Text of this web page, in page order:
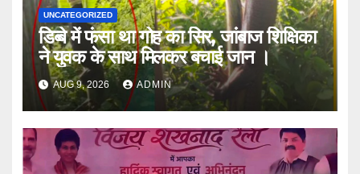
UNCATEGORIZED
डिब्बे में फंसा था गोह का सिर, जांबाज शिक्षिका
ने युवक के साथ मिलकर बचाई जान ।
AUG 9, 2026 ADMIN